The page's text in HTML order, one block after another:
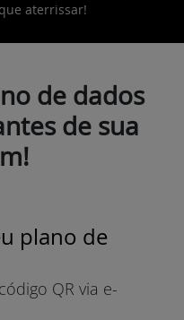
aterrissar!
de dados
de sua
plano de
código QR via e-